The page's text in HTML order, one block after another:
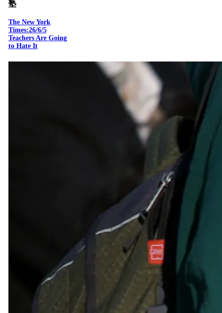
塾
The New York
Times:26/6/5
Teachers Are Going
to Hate It